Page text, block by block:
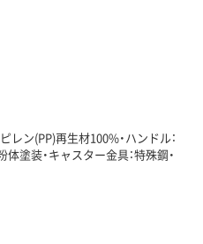
レン(PP)再生材100%・ハンドル：
塗装・キャスター金具：特殊鋼・